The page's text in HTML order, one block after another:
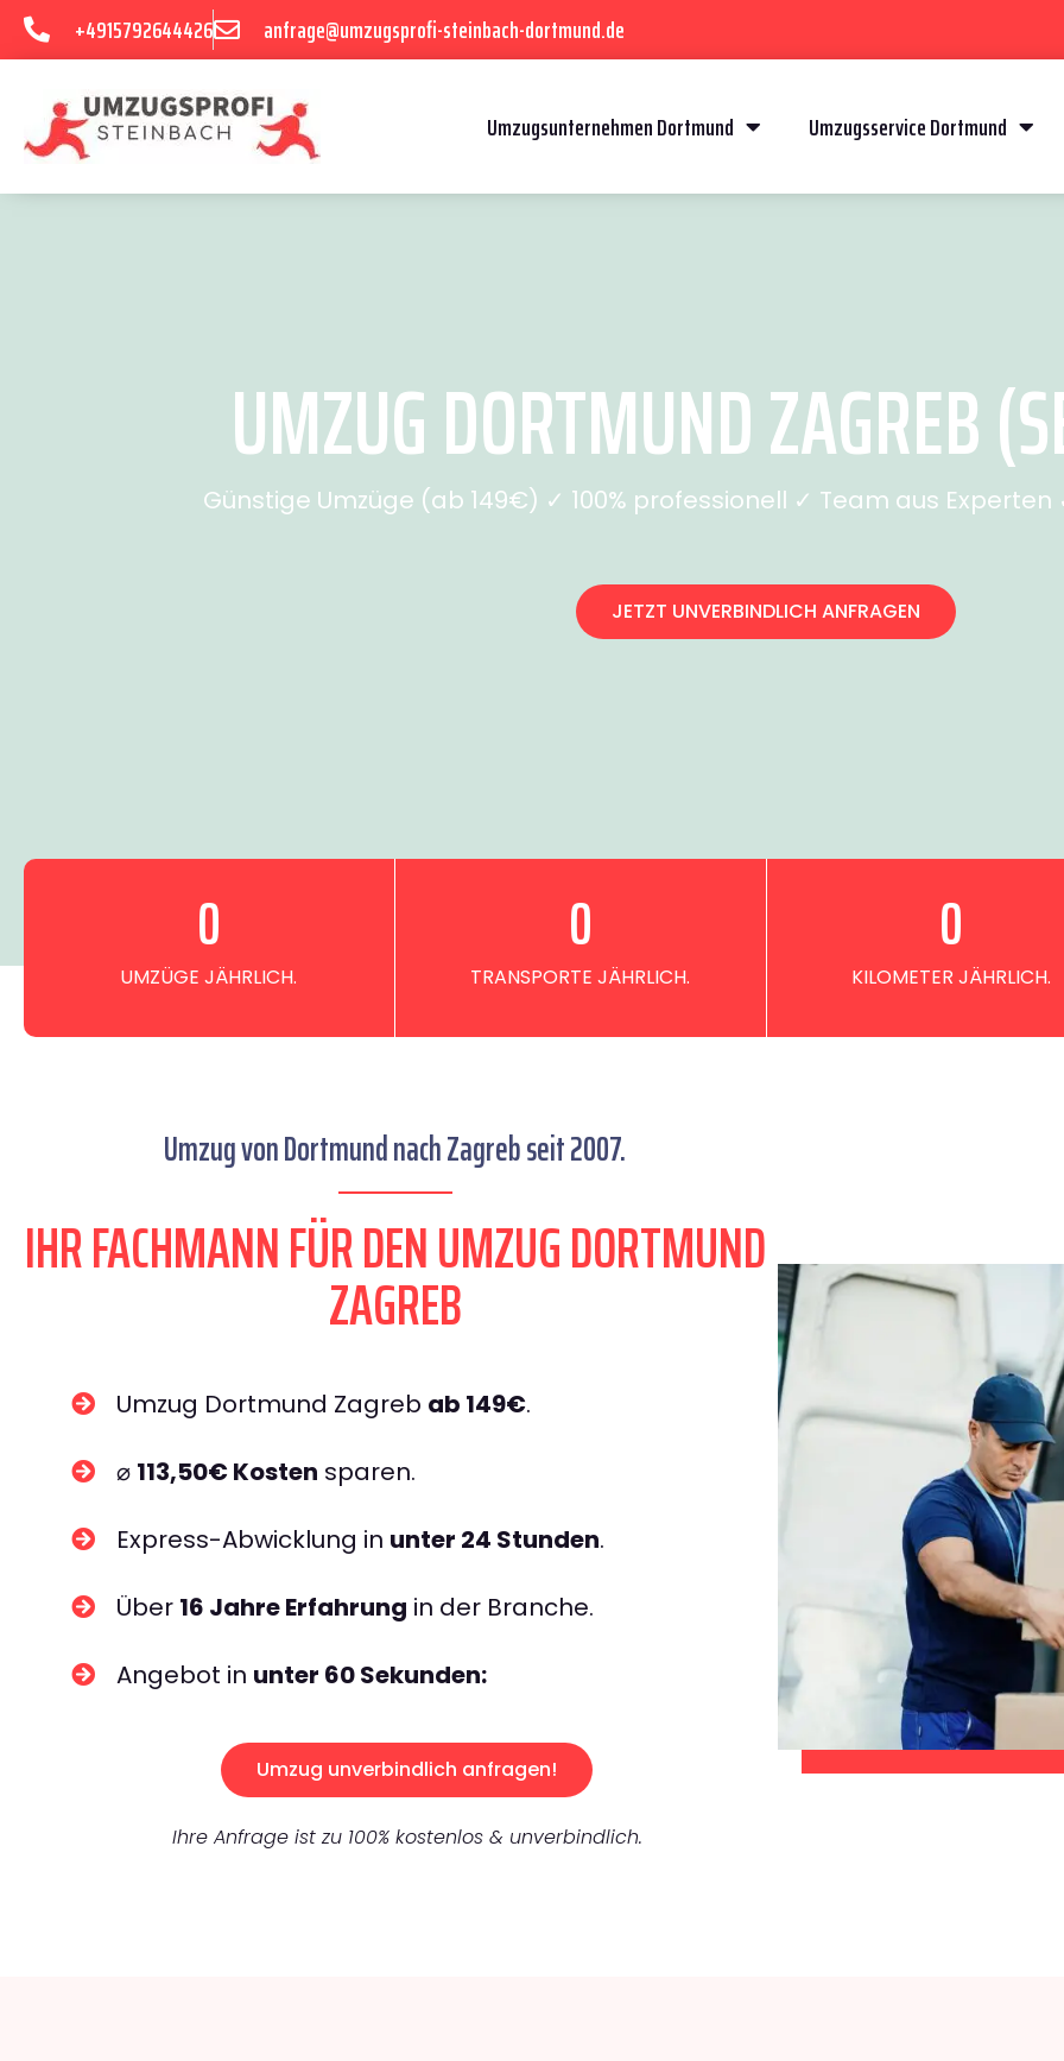
+4915792644426 anfrage@umzugsprofi-steinbach-dortmund.de
Umzugsunternehmen Dortmund Umzugsservice Dortmund
UMZUG DORTMUND ZAGREB
Günstige Umzüge (ab 149€) ✓ 100% professionell ✓ Team aus
JETZT UNVERBINDLICH ANFRAGEN
UMZÜGE JÄHRLICH.
0
TRANSPORTE JÄHRLICH.
0
KILOMETER JÄHRLICH.
0
Umzug von Dortmund nach Zagreb seit 2007.
IHR FACHMANN FÜR DEN UMZUG DORTMUND
ZAGREB
Umzug Dortmund Zagreb ab 149€.
⌀ 113,50€ Kosten sparen.
Express-Abwicklung in unter 24 Stunden.
Über 16 Jahre Erfahrung in der Branche.
Angebot in unter 60 Sekunden:
Umzug unverbindlich anfragen!
Ihre Anfrage ist zu 100% kostenlos & unverbindlich.